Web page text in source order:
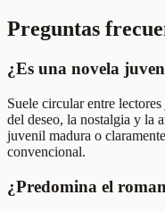
Preguntas
¿Es una novela
Suele circular entre
del deseo, la nostalgia y la
juvenil madura o
convencional.
¿Predomina el